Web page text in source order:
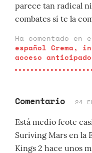
parece tan radical
combates sí te la
Ha comentado en
español Crema,
acceso anticipado
Comentario 24
Está medio feote
Suriving Mars en la
Kings 2 hace unos